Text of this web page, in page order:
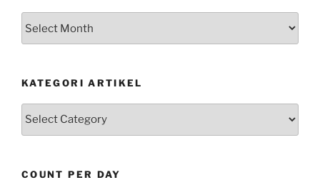
KATEGORI ARTIKEL
Kategori
COUNT PER DAY